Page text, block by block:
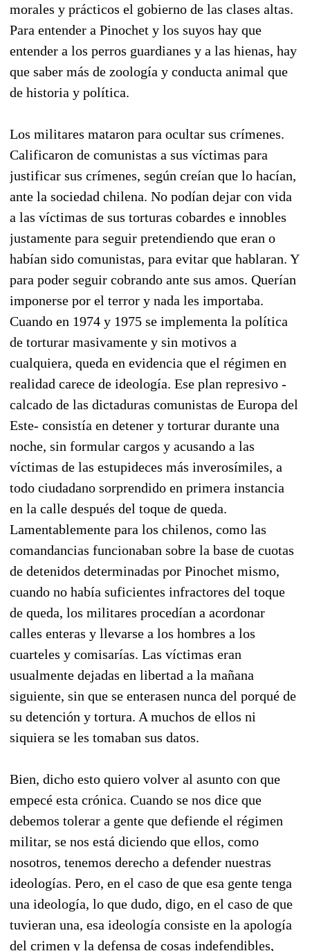
morales y prácticos el gobierno de las clases altas.
Para entender a Pinochet y los suyos hay que
entender a los perros guardianes y a las hienas, hay
que saber más de zoología y conducta animal que
de historia y política.
Los militares mataron para ocultar sus crímenes.
Calificaron de comunistas a sus víctimas para
justificar sus crímenes, según creían que lo hacían,
ante la sociedad chilena. No podían dejar con vida
a las víctimas de sus torturas cobardes e innobles
justamente para seguir pretendiendo que eran o
habían sido comunistas, para evitar que hablaran. Y
para poder seguir cobrando ante sus amos. Querían
imponerse por el terror y nada les importaba.
Cuando en 1974 y 1975 se implementa la política
de torturar masivamente y sin motivos a
cualquiera, queda en evidencia que el régimen en
realidad carece de ideología. Ese plan represivo -
calcado de las dictaduras comunistas de Europa del
Este- consistía en detener y torturar durante una
noche, sin formular cargos y acusando a las
víctimas de las estupideces más inverosímiles, a
todo ciudadano sorprendido en primera instancia
en la calle después del toque de queda.
Lamentablemente para los chilenos, como las
comandancias funcionaban sobre la base de cuotas
de detenidos determinadas por Pinochet mismo,
cuando no había suficientes infractores del toque
de queda, los militares procedían a acordonar
calles enteras y llevarse a los hombres a los
cuarteles y comisarías. Las víctimas eran
usualmente dejadas en libertad a la mañana
siguiente, sin que se enterasen nunca del porqué de
su detención y tortura. A muchos de ellos ni
siquiera se les tomaban sus datos.
Bien, dicho esto quiero volver al asunto con que
empecé esta crónica. Cuando se nos dice que
debemos tolerar a gente que defiende el régimen
militar, se nos está diciendo que ellos, como
nosotros, tenemos derecho a defender nuestras
ideologías. Pero, en el caso de que esa gente tenga
una ideología, lo que dudo, digo, en el caso de que
tuvieran una, esa ideología consiste en la apología
del crimen y la defensa de cosas indefendibles,